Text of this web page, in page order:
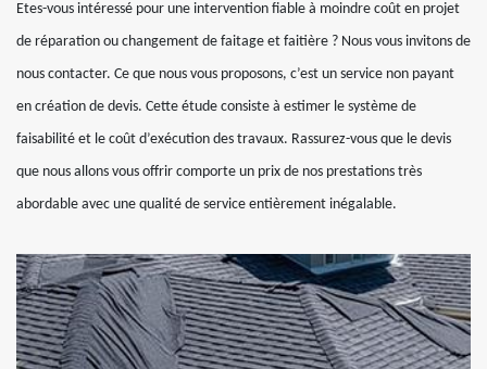
Etes-vous intéressé pour une intervention fiable à moindre coût en projet
de réparation ou changement de faitage et faitière ? Nous vous invitons de
nous contacter. Ce que nous vous proposons, c’est un service non payant
en création de devis. Cette étude consiste à estimer le système de
faisabilité et le coût d’exécution des travaux. Rassurez-vous que le devis
que nous allons vous offrir comporte un prix de nos prestations très
abordable avec une qualité de service entièrement inégalable.